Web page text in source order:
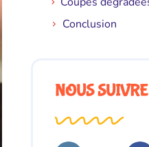
Conclusion
NOUS SUIVRE